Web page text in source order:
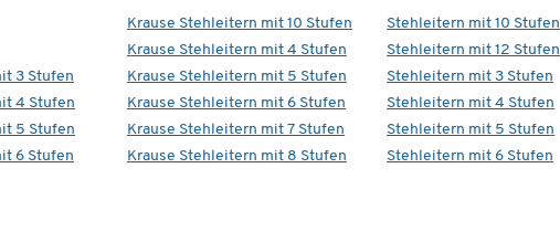
3 Stufen
4 Stufen
5 Stufen
6 Stufen
Krause Stehleitern mit 10 Stufen
Krause Stehleitern mit 4 Stufen
Krause Stehleitern mit 5 Stufen
Krause Stehleitern mit 6 Stufen
Krause Stehleitern mit 7 Stufen
Krause Stehleitern mit 8 Stufen
Stehleitern mit 10 Stufen
Stehleitern mit 12 Stufen
Stehleitern mit 3 Stufen
Stehleitern mit 4 Stufen
Stehleitern mit 5 Stufen
Stehleitern mit 6 Stufen